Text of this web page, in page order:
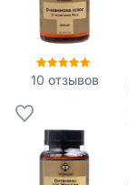
10 отзывов